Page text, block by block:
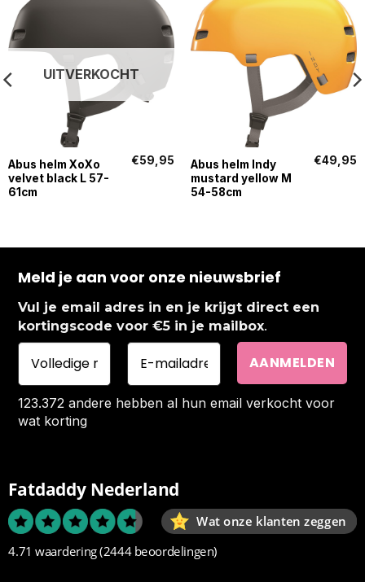
UITVERKOCHT
Abus helm XoXo
velvet black L 57-
61cm
€59,95
Abus helm Indy
mustard yellow M
54-58cm
€49,95
Meld je aan voor onze nieuwsbrief
Vul je email adres in en je krijgt direct een
kortingscode voor €5 in je mailbox.
123.372 andere hebben al hun email verkocht voor
wat korting
Fatdaddy Nederland
Wat onze klanten zeggen
4.71 waardering(2444 beoordelingen)